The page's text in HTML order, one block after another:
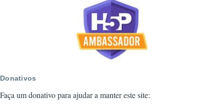
Donativos
Faça um donativo para ajudar a manter este site: